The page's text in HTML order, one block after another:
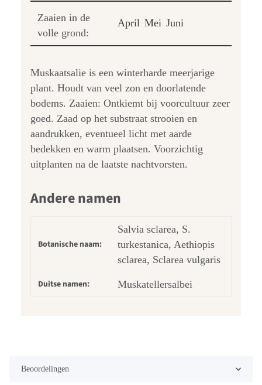
Zaaien in de
volle grond:
April Mei Juni
Muskaatsalie is een winterharde meerjarige
plant. Houdt van veel zon en doorlatende
bodems. Zaaien: Ontkiemt bij voorcultuur zeer
goed. Zaad op het substraat strooien en
aandrukken, eventueel licht met aarde
bedekken en warm plaatsen. Voorzichtig
uitplanten na de laatste nachtvorsten.
Andere namen
Botanische naam:
Salvia sclarea, S.
turkestanica, Aethiopis
sclarea, Sclarea vulgaris
Duitse namen: Muskatellersalbei
Beoordelingen